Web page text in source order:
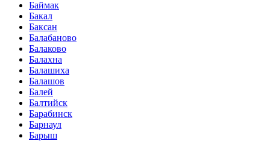
Баймак
Бакал
Баксан
Балабаново
Балаково
Балахна
Балашиха
Балашов
Балей
Балтийск
Барабинск
Барнаул
Барыш